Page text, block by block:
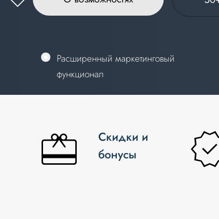
Расширенный маркетинговый
функционал
Расширенный маркетинговый
функционал
Скидки и
бонусы